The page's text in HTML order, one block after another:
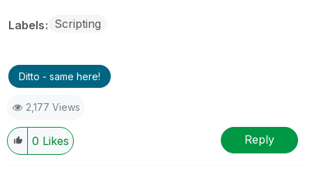
Labels Scripting
Ditto - same here!
2,177 Views
0 Likes Reply